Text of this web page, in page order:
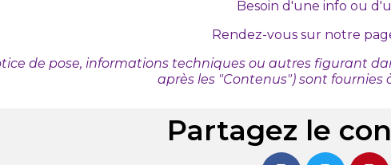
Besoin d'une info ou
Rendez-vous sur notre
de pose, informations techniques ou autres figurant
après les "Contenus") sont fournies
Partagez le